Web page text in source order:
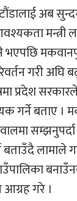
अब
भएपछि
गरी अघि
प्रदेश
गर्ने बताए ।
बताउँदै लामाले
गरे ।